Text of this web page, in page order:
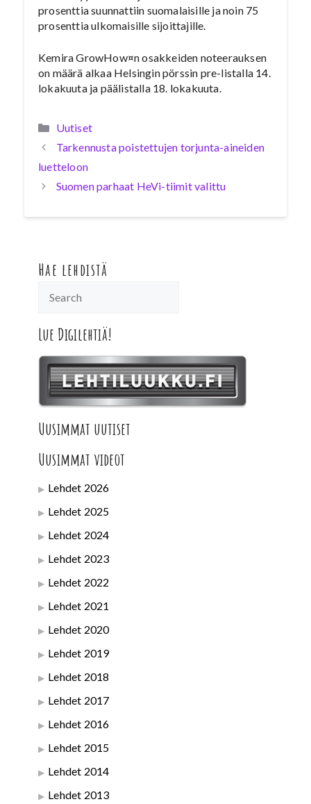
prosenttia suunnattiin suomalaisille ja noin 75
prosenttia ulkomaisille sijoittajille.
Kemira GrowHow¤n osakkeiden noteerauksen
on määrä alkaa Helsingin pörssin pre-listalla 14.
lokakuuta ja päälistalla 18. lokakuuta.
Kategoriat
Uutiset
Tarkennusta poistettujen torjunta-aineiden
luetteloon
Suomen parhaat HeVi-tiimit valittu
Hae lehdistä
Lue Digilehtiä!
Uusimmat uutiset
Uusimmat videot
Lehdet 2026
Lehdet 2025
Lehdet 2024
Lehdet 2023
Lehdet 2022
Lehdet 2021
Lehdet 2020
Lehdet 2019
Lehdet 2018
Lehdet 2017
Lehdet 2016
Lehdet 2015
Lehdet 2014
Lehdet 2013